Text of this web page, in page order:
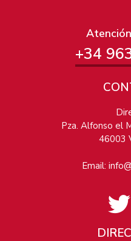
+34
Pza. Alfonso el
46003
Email: